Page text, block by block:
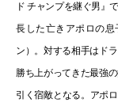
ド チャンプを継ぐ男』
長した亡きアポロの
ン）。対する相手はド
勝ち上がってきた最強
引く宿敵となる。アポ